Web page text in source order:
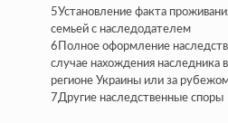
5Установление факта
семьей с наследодателем
6 Полное оформление
случае нахождения наследника
регионе Украины или за
7Другие наследственные споры